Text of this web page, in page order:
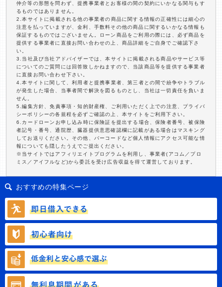
仲介等の形態を問わず、提携事業者とお客様の間の契約にいかなる関与もす
るものではありません。
2.本サイトに掲載される他の事業者の商品に関する情報の正確性には細心の
注意を払っていますが、金利、手数料その他の商品に関するいかなる情報も
保証するものではございません。ローン商品をご利用の際には、必ず商品を
提供する事業者に直接お問い合わせの上、商品詳細をご自身でご確認下さ
い。
3.当社及び当社アドバイザーでは、本サイトに掲載される商品やサービス等
についてのご質問には回答致しかねますので、当該商品等を提供する事業者
に直接お問い合わせ下さい。
4.本サイトに関して、利用者と提携事業者、第三者との間で紛争やトラブル
が発生した場合、当事者間で解決を図るものとし、当社は一切責任を負いま
せん。
5.編集方針、免責事項・知的財産権、ご利用いただく上での注意、プライバ
シーポリシーの各規程を必ずご確認の上、本サイトをご利用下さい。
6.カードローンお申し込み時に保険証を提出する場合、保険者番号、被保険
者記号・番号、通院歴、臓器提供意思確認欄に記載がある場合はマスキング
してお送りください。その他、バーコードなど個人情報にアクセス可能な情
報についても隠したうえでご提出ください。
※当サイトではアフィリエイトプログラムを利用し、事業者(アコム／プロ
ミス／アイフルなど)から委託を受け広告収益を得て運営しております。
おすすめの特集ページ